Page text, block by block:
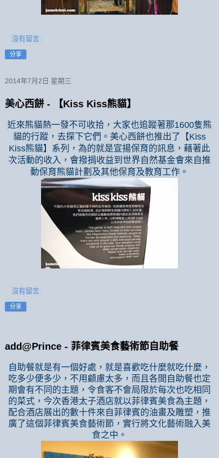
沒有留言:
分享
2014年7月2日 星期三
美心西餅 - 【Kiss Kiss熊貓】
近來熊貓熱一發不可收拾，大家也追蹤著那1600隻熊
貓的行蹤，去探下它們。美心西餅也推出了【Kiss
Kiss熊貓】系列，為的就是宣揚保育的訊息，藉著此
次活動的收入，會撥捐收益到世界自然基金會來自推
動保育熊貓計劃及其他保育及教育工作。
沒有留言:
分享
add@Prince - 菲律賓美食藝術節自助餐
自助餐就是有一個好處，就是喜歡吃什麼就吃什麼，
吃多少便多少，不用顧慮太多，而且各間自助餐也定
期會有不同的主題，令食客不會局限於每次也吃相同
的菜式，今次香港太子酒店就以菲律賓美食為主題，
配合酒店展出的數十件來自菲律賓的油畫及雕塑，推
廣了這個菲律賓美食藝術節，實行將文化藝術融入美
食之中。